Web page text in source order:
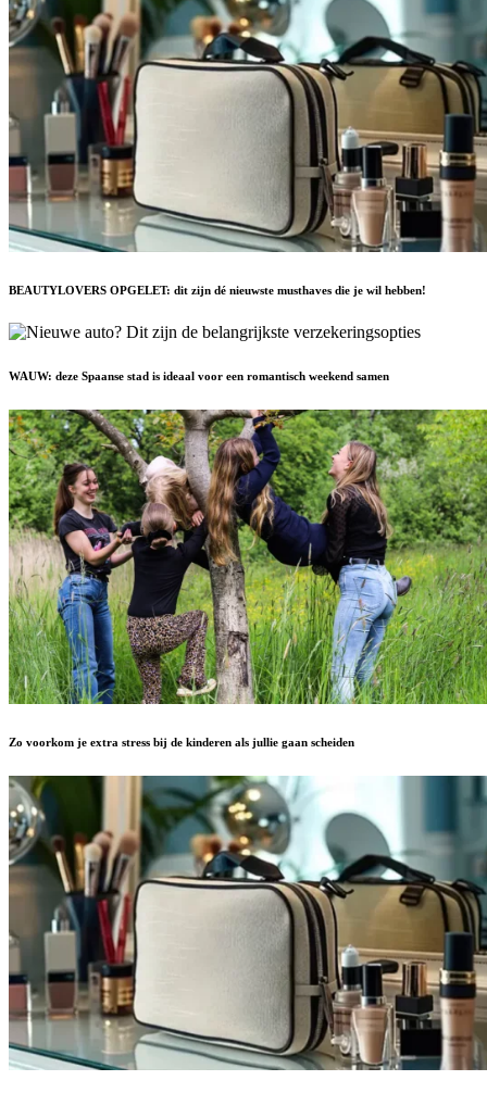
BEAUTYLOVERS OPGELET: dit zijn dé nieuwste musthaves die je wil hebben!
WAUW: deze Spaanse stad is ideaal voor een romantisch weekend samen
Zo voorkom je extra stress bij de kinderen als jullie gaan scheiden